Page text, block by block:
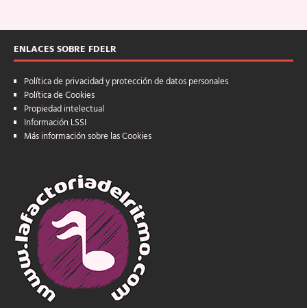
ENLACES SOBRE FDELR
Política de privacidad y protección de datos personales
Política de Cookies
Propiedad intelectual
Información LSSI
Más información sobre las Cookies